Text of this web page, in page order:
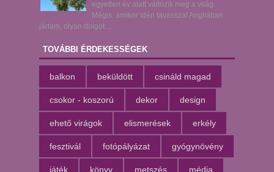
egyetlen év alatt változik meg a világ.
Mégis, amikor idén tavasszal Angliában
jártam, olyan dolgot ...
TOVÁBBI ÉRDEKESSÉGEK
balkon beküldött csináld magad
csokor - koszorú dekor design
ehető virágok elismerések erkély
fesztivál fotópályázat gyógynövény
játék könyv metszés média